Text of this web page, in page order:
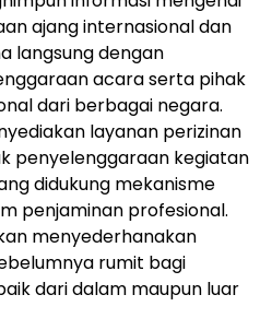
ajang internasional dan
langsung dengan
acara serta pihak
dari berbagai negara.
layanan perizinan
penyelenggaraan kegiatan
didukung mekanisme
penjaminan profesional.
menyederhanakan
rumit bagi
dari dalam maupun luar